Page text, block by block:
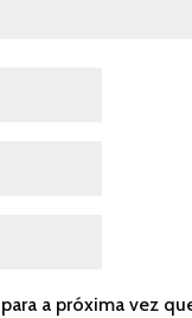
a próxima vez